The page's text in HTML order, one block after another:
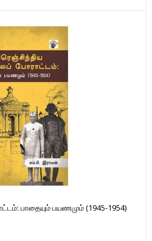
பாதையும் பயணமும் (1945-1954)